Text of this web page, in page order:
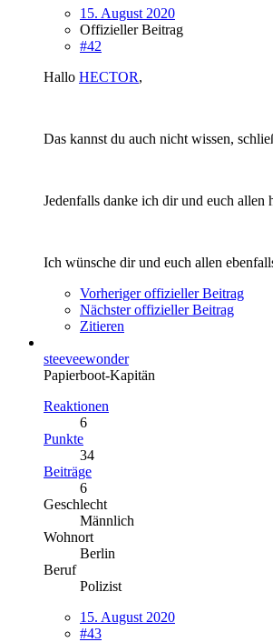
15. August 2020
Offizieller Beitrag
#42
Hallo HECTOR,
Das kannst du auch nicht wissen,
Jedenfalls danke ich dir und euch
Ich wünsche dir und euch allen
Vorheriger offizieller Beitrag
Nächster offizieller Beitrag
Zitieren
steeveewonder
Papierboot-Kapitän
Reaktionen
6
Punkte
34
Beiträge
6
Geschlecht
Männlich
Wohnort
Berlin
Beruf
Polizist
15. August 2020
#43